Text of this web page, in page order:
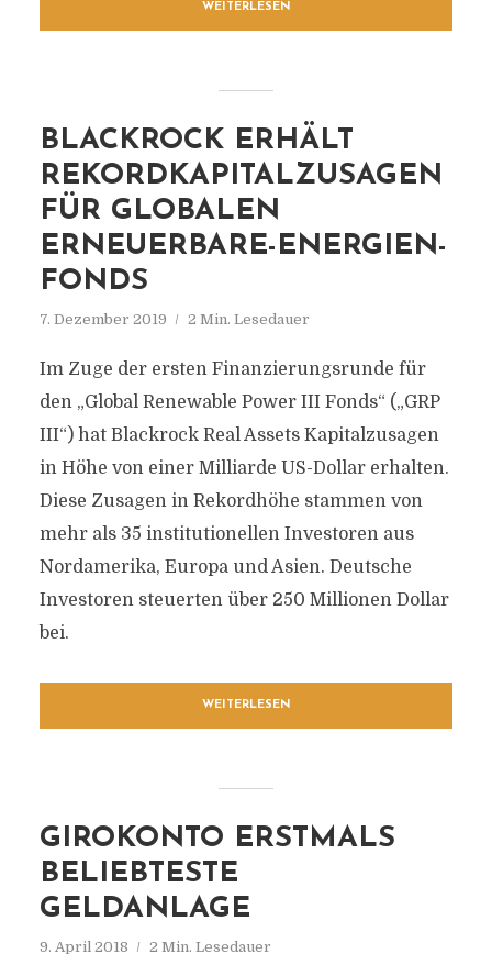
WEITERLESEN
BLACKROCK ERHÄLT
REKORDKAPITALZUSAGEN
FÜR GLOBALEN
ERNEUERBARE-ENERGIEN-
FONDS
7. Dezember 2019 2 Min. Lesedauer
Im Zuge der ersten Finanzierungsrunde für
den „Global Renewable Power III Fonds“ („GRP
III“) hat Blackrock Real Assets Kapitalzusagen
in Höhe von einer Milliarde US-Dollar erhalten.
Diese Zusagen in Rekordhöhe stammen von
mehr als 35 institutionellen Investoren aus
Nordamerika, Europa und Asien. Deutsche
Investoren steuerten über 250 Millionen Dollar
bei.
WEITERLESEN
GIROKONTO ERSTMALS
BELIEBTESTE
GELDANLAGE
9. April 2018 2 Min. Lesedauer